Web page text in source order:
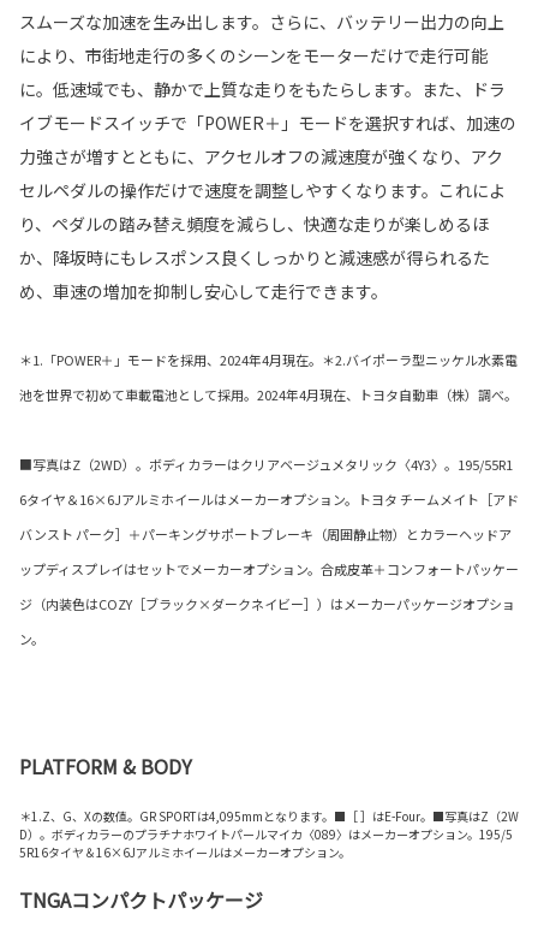
スムーズな加速を生み出します。さらに、バッテリー出力の向上
により、市街地走行の多くのシーンをモーターだけで走行可能
に。低速域でも、静かで上質な走りをもたらします。また、ドラ
イブモードスイッチで「POWER＋」モードを選択すれば、加速の
力強さが増すとともに、アクセルオフの減速度が強くなり、アク
セルペダルの操作だけで速度を調整しやすくなります。これによ
り、ペダルの踏み替え頻度を減らし、快適な走りが楽しめるほ
か、降坂時にもレスポンス良くしっかりと減速感が得られるた
め、車速の増加を抑制し安心して走行できます。
＊1.「POWER＋」モードを採用、2024年4月現在。＊2.バイポーラ型ニッケル水素電
池を世界で初めて車載電池として採用。2024年4月現在、トヨタ自動車（株）調べ。
■写真はZ（2WD）。ボディカラーはクリアベージュメタリック〈4Y3〉。195/55R1
6タイヤ＆16×6Jアルミホイールはメーカーオプション。トヨタ チームメイト［アド
バンスト パーク］＋パーキングサポートブレーキ（周囲静止物）とカラーヘッドア
ップディスプレイはセットでメーカーオプション。合成皮革＋コンフォートパッケー
ジ（内装色はCOZY［ブラック×ダークネイビー］）はメーカーパッケージオプショ
ン。
PLATFORM & BODY
＊1.Z、G、Xの数値。GR SPORTは4,095mmとなります。■［ ］はE-Four。■写真はZ （2W
D）。ボディカラーのプラチナホワイトパールマイカ 〈089〉 はメーカーオプション。 195/5
5R16タイヤ＆16×6Jアルミホイールはメーカーオプション。
TNGAコンパクトパッケージ